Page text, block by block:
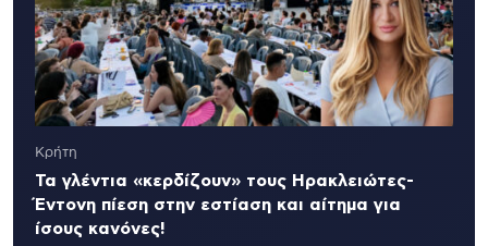
Κρήτη
Τα γλέντια «κερδίζουν» τους Ηρακλειώτες-
Έντονη πίεση στην εστίαση και αίτημα για
ίσους κανόνες!